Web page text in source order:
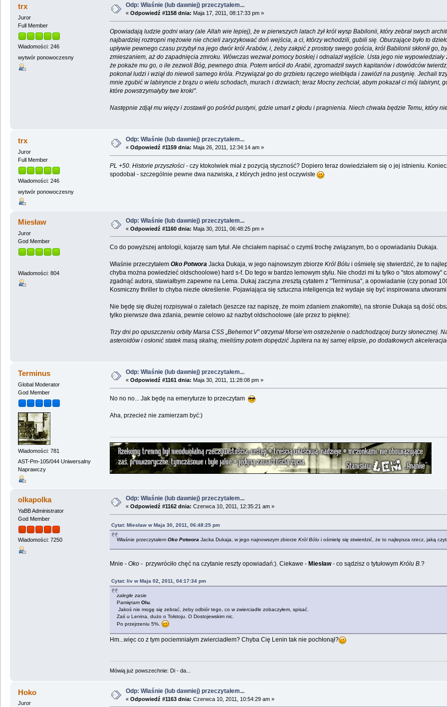
trx
Juror
Full Member
Wiadomości: 246
wytwór ponowoczesny
Odp: Właśnie (lub dawniej) przeczytałem...
« Odpowiedź #1158 dnia: Maja 17, 2011, 08:17:33 pm »
Opowiadają ludzie godni wiary (ale Allah wie lepiej), że w pierwszych latach żył król wysp Babilonii, który zebrał swych
najbardziej roztropni mężowie nie chcieli zaryzykować doń wejścia, a ci, którzy wchodzili, gubili się. Oburzające było to
upływie pewnego czasu przybył na jego dwór król Arabów, i, żeby zakpić z prostoty swego gościa, król Babilonii skłonił go,
zmieszaniem, aż do zapadnięcia zmroku. Wówczas wezwał pomocy boskiej i odnalazł wyjście. Usta jego nie
że pokaże mu go, o ile zezwoli Bóg, pewnego dnia. Potem wrócił do Arabii, zgromadził swych kapitanów i dowódców
pokonał ludzi i wziął do niewoli samego króla. Przywiązał go do grzbietu rączego wielbłąda i zawiózł na pustynię. Jechali
mnie zgubić w labiryncie z brązu o wielu schodach, murach i drzwiach; teraz Mocny zechciał, abym pokazał ci mój
które powstrzymałyby twe kroki".
Następnie zdjął mu więzy i zostawił go pośród pustyni, gdzie umarł z głodu i pragnienia. Niech chwała będzie Temu, który
trx
Juror
Full Member
Wiadomości: 246
wytwór ponowoczesny
Odp: Właśnie (lub dawniej) przeczytałem...
« Odpowiedź #1159 dnia: Maja 26, 2011, 12:34:14 am »
PL +50. Historie przyszłości- czy ktokolwiek miał z pozycją styczność? Dopiero teraz dowiedziałem się o jej istnieniu.
spodobał - szczególnie pewne dwa nazwiska, z których jedno jest oczywiste
Miesław
Juror
God Member
Wiadomości: 804
Odp: Właśnie (lub dawniej) przeczytałem...
« Odpowiedź #1160 dnia: Maja 30, 2011, 06:48:25 pm »
Co do powyższej antologii, kojarzę sam tytuł. Ale chciałem napisać o czymś trochę związanym, bo o opowiadaniu Dukaja.
Właśnie przeczytałem Oko PotworaJacka Dukaja, w jego najnowszym zbiorze Król Bólui ośmielę się stwierdzić, że to
chyba można powiedzieć oldschoolowe) hard s-f. Do tego w bardzo lemowym stylu. Nie chodzi mi tu tylko o "stos atomowy"
zgadnąć autora, stawiałbym zapewne na Lema. Dukaj zaczyna zresztą cytatem z "Terminusa", a opowiadanie (czy ponad
Kosmiczny thriller to chyba niezłe określenie. Pojawiająca się sztuczna inteligencja też wydaje się być inspirowana
Nie będę się dłużej rozpisywał o zaletach (jeszcze raz napiszę, że moim zdaniem znakomite), na stronie Dukaja są dość
tylko pierwsze dwa zdania, pewnie celowo aż nazbyt oldschoolowe (ale przez to piękne):
Trzy dni po opuszczeniu orbity Marsa CSS „Behemot V” otrzymał Morse’em ostrzeżenie o nadchodzącej burzy
asteroidów i osłonić statek masą skalną; mieliśmy potem dopędzić Jupitera na tej samej elipsie, po dodatkowych
Terminus
Global Moderator
God Member
Wiadomości: 781
AST-Pm-105/044 Uniwersalny
Naprawczy
Odp: Właśnie (lub dawniej) przeczytałem...
« Odpowiedź #1161 dnia: Maja 30, 2011, 11:28:08 pm »
No no no... Jak będę na emeryturze to przeczytam
Aha, przecież nie zamierzam być:)
olkapolka
YaBB Administrator
God Member
Wiadomości: 7250
Odp: Właśnie (lub dawniej) przeczytałem...
« Odpowiedź #1162 dnia: Czerwca 10, 2011, 12:35:21 am »
Cytat: Miesław w Maja 30, 2011, 06:48:25 pm
Właśnie przeczytałem Oko Potwora Jacka Dukaja, w jego najnowszym zbiorze Król Bólui ośmielę się stwierdzić, że to najlepsza rzecz, jaką
Mnie - Oko - przywróciło chęć na czytanie reszty opowiadań:). Ciekawe -Miesław- co sądzisz o tytułowym Królu B.?
Cytat: liv w Maja 02, 2011, 04:17:34 pm
zaległe zasie
Pamiętam Olu.
Jakoś nie mogę się zebrać, żeby odbiór tego, co w zwierciadle zobaczyłem, spisać.
Zaś u Lenina, dużo o Tołstoju. O Dostojewskim nic.
Po przejrzeniu 5%.
Hm...więc co z tym pociemniałym zwierciadłem? Chyba Cię Lenin tak nie pochłonął?
Mówią już powszechnie: Di - da...
Hoko
Juror
Odp: Właśnie (lub dawniej) przeczytałem...
« Odpowiedź #1163 dnia: Czerwca 10, 2011, 10:54:29 am »